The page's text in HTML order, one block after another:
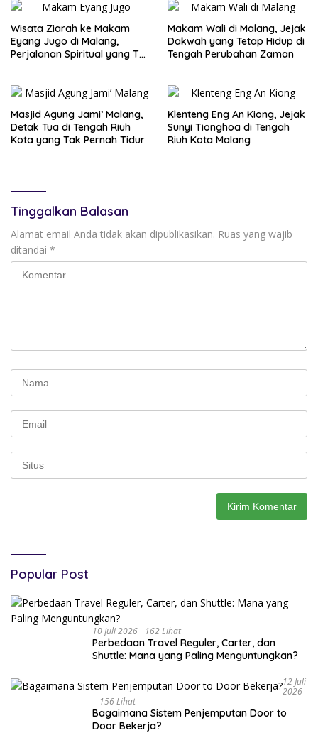
Wisata Ziarah ke Makam
Eyang Jugo di Malang,
Perjalanan Spiritual yang Tak
Makam Wali di Malang, Jejak
Dakwah yang Tetap Hidup di
Tengah Perubahan Zaman
Masjid Agung Jami’ Malang,
Detak Tua di Tengah Riuh
Kota yang Tak Pernah Tidur
Klenteng Eng An Kiong, Jejak
Sunyi Tionghoa di Tengah
Riuh Kota Malang
Tinggalkan Balasan
Alamat email Anda tidak akan dipublikasikan. Ruas yang wajib
ditandai *
Popular Post
10 Juli 2026 162 Lihat
Perbedaan Travel Reguler, Carter, dan
Shuttle: Mana yang Paling Menguntungkan?
12 Juli
2026
156 Lihat
Bagaimana Sistem Penjemputan Door to
Door Bekerja?